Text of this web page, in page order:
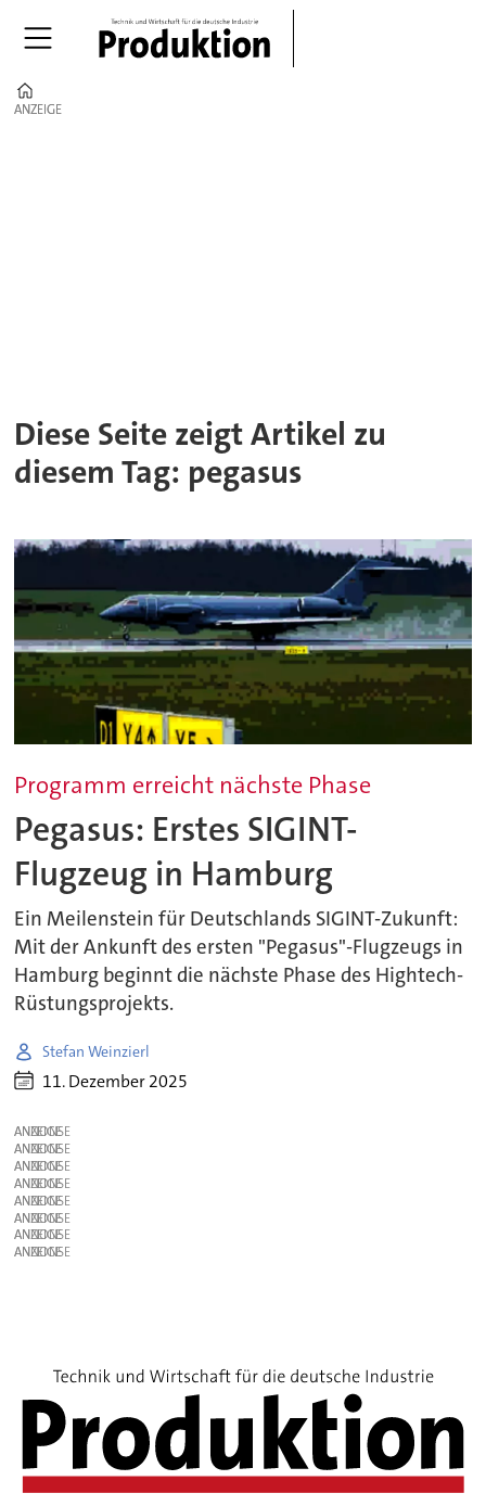
ANZEIGE
ANZEIGE
Diese Seite zeigt Artikel zu
diesem Tag: pegasus
Programm erreicht nächste Phase
Pegasus: Erstes SIGINT-
Flugzeug in Hamburg
Ein Meilenstein für Deutschlands SIGINT-Zukunft:
Mit der Ankunft des ersten "Pegasus"-Flugzeugs in
Hamburg beginnt die nächste Phase des Hightech-
Rüstungsprojekts.
Stefan Weinzierl
11. Dezember 2025
ANZEIGE
ANZEIGE
ANZEIGE
ANZEIGE
ANZEIGE
ANZEIGE
ANZEIGE
ANZEIGE